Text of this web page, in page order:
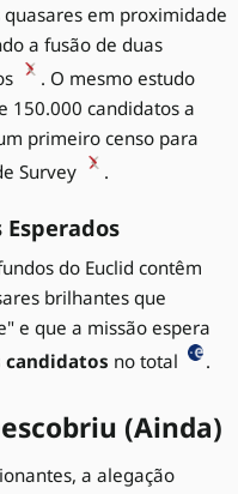
em proximidade
a fusão de duas
. O mesmo estudo
150.000 candidatos a
primeiro censo para
Survey
.
Esperados
do Euclid contêm
brilhantes que
e que a missão espera
candidatos no total .
(Ainda)
a alegação